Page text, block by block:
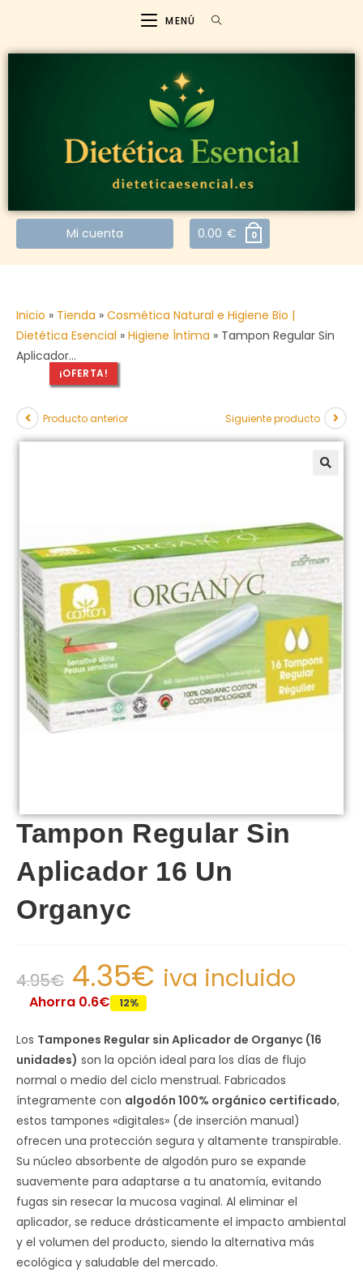
MENÚ
Mi cuenta 0.00 € 0
Inicio » Tienda » Cosmética Natural e Higiene Bio |
Dietética Esencial » Higiene Íntima » Tampon Regular Sin
Aplicador…
¡OFERTA!
Producto anterior Siguiente producto
Tampon Regular Sin
Aplicador 16 Un
Organyc
4.95€ 4.35€ iva incluido
Ahorra 0.6€ 12%
Los Tampones Regular sin Aplicador de Organyc (16
unidades) son la opción ideal para los días de flujo
normal o medio del ciclo menstrual. Fabricados
íntegramente con algodón 100% orgánico certificado,
estos tampones «digitales» (de inserción manual)
ofrecen una protección segura y altamente transpirable.
Su núcleo absorbente de algodón puro se expande
suavemente para adaptarse a tu anatomía, evitando
fugas sin resecar la mucosa vaginal. Al eliminar el
aplicador, se reduce drásticamente el impacto ambiental
y el volumen del producto, siendo la alternativa más
ecológica y saludable del mercado.